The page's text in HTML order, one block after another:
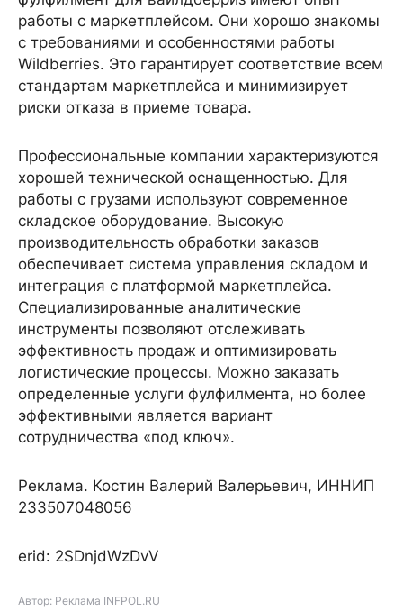
работы с маркетплейсом. Они хорошо знакомы
с требованиями и особенностями работы
Wildberries. Это гарантирует соответствие всем
стандартам маркетплейса и минимизирует
риски отказа в приеме товара.
Профессиональные компании характеризуются
хорошей технической оснащенностью. Для
работы с грузами используют современное
складское оборудование. Высокую
производительность обработки заказов
обеспечивает система управления складом и
интеграция с платформой маркетплейса.
Специализированные аналитические
инструменты позволяют отслеживать
эффективность продаж и оптимизировать
логистические процессы. Можно заказать
определенные услуги фулфилмента, но более
эффективными является вариант
сотрудничества «под ключ».
Реклама. Костин Валерий Валерьевич, ИННИП
233507048056
erid: 2SDnjdWzDvV
Автор: Реклама INFPOL.RU